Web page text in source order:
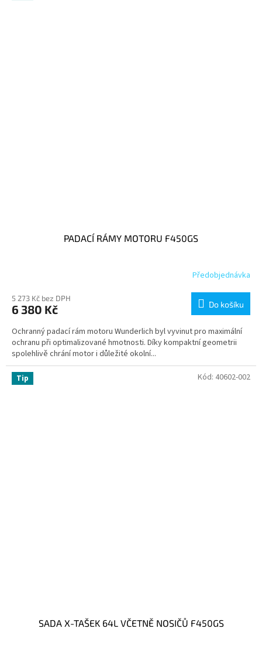
PADACÍ RÁMY MOTORU F450GS
Předobjednávka
5 273 Kč bez DPH
6 380 Kč Do košíku
Ochranný padací rám motoru Wunderlich byl vyvinut pro maximální
ochranu při optimalizované hmotnosti. Díky kompaktní geometrii
spolehlivě chrání motor i důležité okolní...
Tip
SADA X-TAŠEK 64L VČETNĚ NOSIČŮ F450GS
Kód: 40602-002